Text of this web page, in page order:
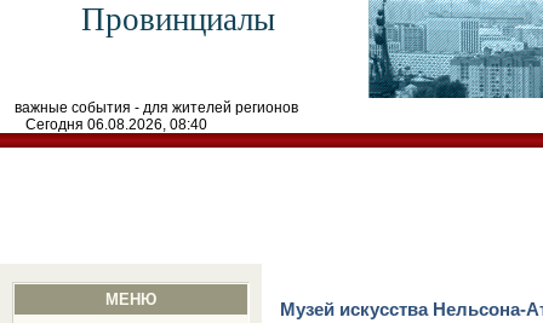
Провинциалы
важные события - для жителей регионов
Сегодня 06.08.2026, 08:40
МЕНЮ
Музей искусства